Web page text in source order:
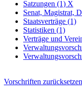
Satzungen (1) X
Senat, Magistrat,
Staatsverträge (1)
Statistiken (1)
Verträge und
Vorschriften zurücksetzen